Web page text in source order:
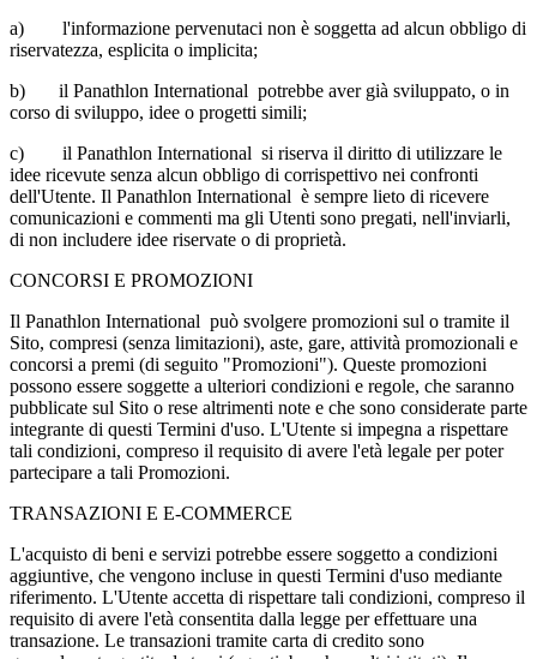
a) l'informazione pervenutaci non è soggetta ad alcun obbligo di
riservatezza, esplicita o implicita;
b) il Panathlon International potrebbe aver già sviluppato, o in
corso di sviluppo, idee o progetti simili;
c) il Panathlon International si riserva il diritto di utilizzare le
idee ricevute senza alcun obbligo di corrispettivo nei confronti
dell'Utente. Il Panathlon International è sempre lieto di ricevere
comunicazioni e commenti ma gli Utenti sono pregati, nell'inviarli,
di non includere idee riservate o di proprietà.
CONCORSI E PROMOZIONI
Il Panathlon International può svolgere promozioni sul o tramite il
Sito, compresi (senza limitazioni), aste, gare, attività promozionali e
concorsi a premi (di seguito "Promozioni"). Queste promozioni
possono essere soggette a ulteriori condizioni e regole, che saranno
pubblicate sul Sito o rese altrimenti note e che sono considerate parte
integrante di questi Termini d'uso. L'Utente si impegna a rispettare
tali condizioni, compreso il requisito di avere l'età legale per poter
partecipare a tali Promozioni.
TRANSAZIONI E E-COMMERCE
L'acquisto di beni e servizi potrebbe essere soggetto a condizioni
aggiuntive, che vengono incluse in questi Termini d'uso mediante
riferimento. L'Utente accetta di rispettare tali condizioni, compreso il
requisito di avere l'età consentita dalla legge per effettuare una
transazione. Le transazioni tramite carta di credito sono